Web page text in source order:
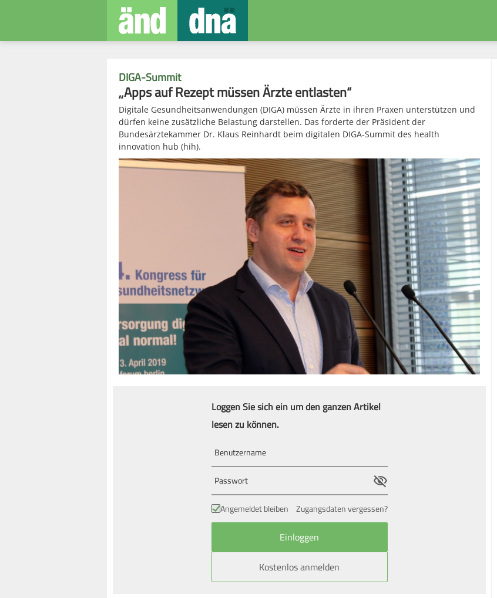
DIGA-Summit
„Apps auf Rezept müssen Ärzte entlasten“
Digitale Gesundheitsanwendungen (DIGA) müssen Ärzte in ihren Praxen unterstützen und
dürfen keine zusätzliche Belastung darstellen. Das forderte der Präsident der
Bundesärztekammer Dr. Klaus Reinhardt beim digitalen DIGA-Summit des health
innovation hub (hih).
Loggen Sie sich ein um den ganzen Artikel
lesen zu können.
Angemeldet bleiben Zugangsdaten vergessen?
Kostenlos anmelden